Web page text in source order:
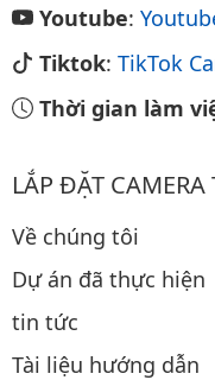
Youtube:
Tiktok: TikTok
Thời gian làm
LẮP ĐẶT
Về chúng tôi
Dự án đã thực hiện
tin tức
Tài liệu hướng dẫn